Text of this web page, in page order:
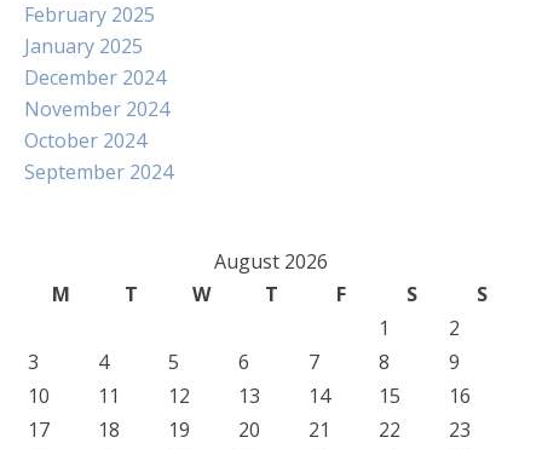
February 2025
January 2025
December 2024
November 2024
October 2024
September 2024
August 2026
M
T W T F S
S
1
2
3
4 5 6 7 8
9
10
11 12 13 14 15
16
17
18 19 20 21 22
23